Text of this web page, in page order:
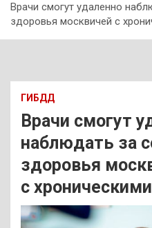
Врачи смогут удаленно
здоровья москвичей с
ГИБДД
Врачи смогут
наблюдать за
здоровья
с